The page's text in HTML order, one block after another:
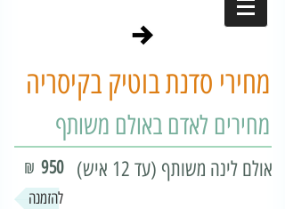
מחירי סדנת בוטיק בקיסריה
מחירים לאדם באולם משותף
950
₪ אולם לינה משותף (עד 12 איש)
להזמנה